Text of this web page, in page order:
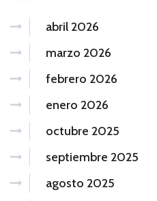
abril 2026
marzo 2026
febrero 2026
enero 2026
octubre 2025
septiembre 2025
agosto 2025